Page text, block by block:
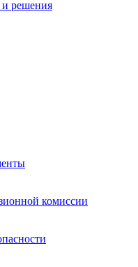
и решения
комиссии